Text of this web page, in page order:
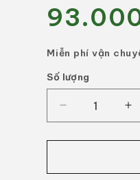
Giá
thông
thường
Miễn phí vận
Số
Số lượng
số
lượng
Phân